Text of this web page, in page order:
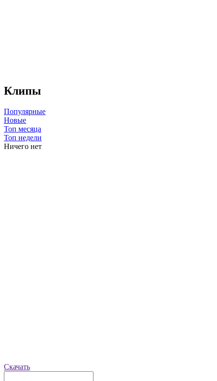
Клипы
Популярные
Новые
Топ месяца
Топ недели
Ничего нет
Скачать